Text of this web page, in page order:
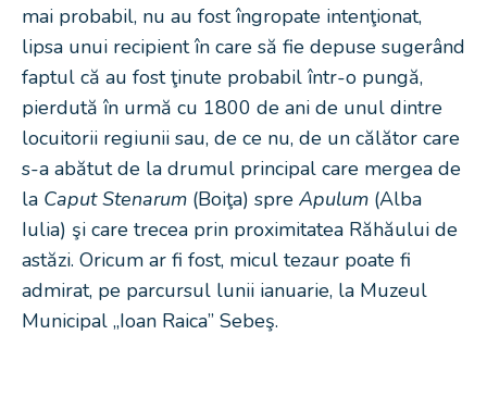
mai probabil, nu au fost îngropate intenţionat,
lipsa unui recipient în care să fie depuse sugerând
faptul că au fost ţinute probabil într-o pungă,
pierdută în urmă cu 1800 de ani de unul dintre
locuitorii regiunii sau, de ce nu, de un călător care
s-a abătut de la drumul principal care mergea de
la Caput Stenarum (Boiţa) spre Apulum (Alba
Iulia) şi care trecea prin proximitatea Răhăului de
astăzi. Oricum ar fi fost, micul tezaur poate fi
admirat, pe parcursul lunii ianuarie, la Muzeul
Municipal „Ioan Raica” Sebeş.